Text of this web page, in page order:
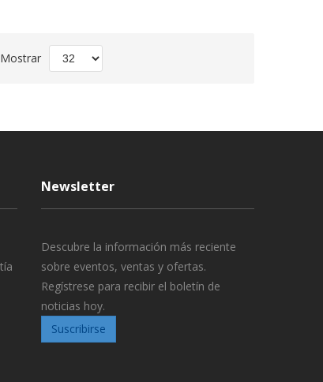
Mostrar
Newsletter
Descubre la información más reciente
sobre eventos, ventas y ofertas.
Regístrese para recibir el boletín de
noticias hoy.
Suscribirse